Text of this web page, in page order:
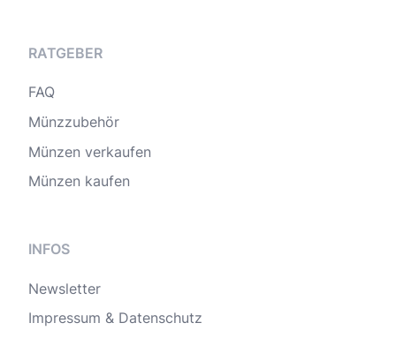
RATGEBER
FAQ
Münzzubehör
Münzen verkaufen
Münzen kaufen
INFOS
Newsletter
Impressum & Datenschutz